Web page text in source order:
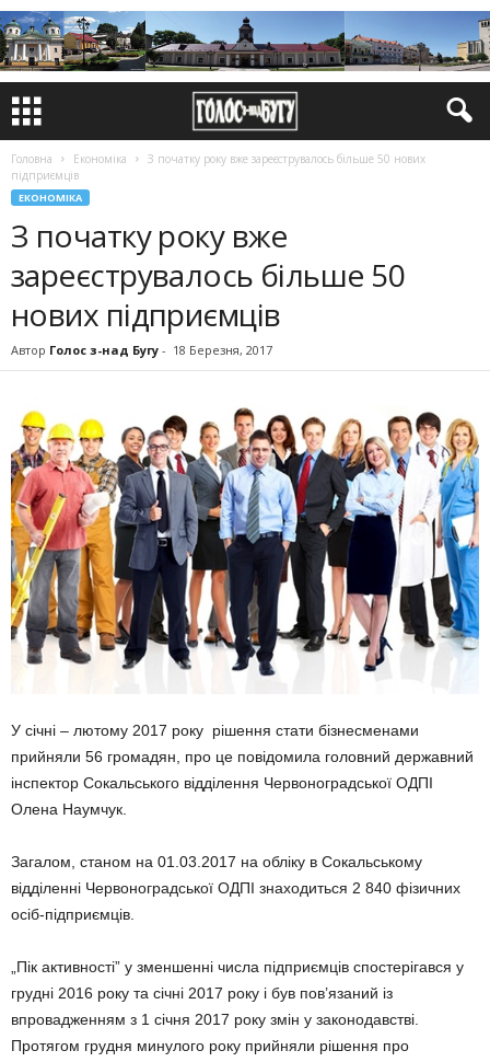
Головна Економіка
З початку року вже зареєструвалось більше 50 нових
підприємців
ЕКОНОМІКА
З початку року вже
зареєструвалось більше 50
нових підприємців
Автор Голос з-над Бугу - 18 Березня, 2017
У січні – лютому 2017 року рішення стати бізнесменами
прийняли 56 громадян, про це повідомила головний державний
інспектор Сокальського відділення Червоноградської ОДПІ
Олена Наумчук.
Загалом, станом на 01.03.2017 на обліку в Сокальському
відділенні Червоноградської ОДПІ знаходиться 2 840 фізичних
осіб-підприємців.
„Пік активності” у зменшенні числа підприємців спостерігався у
грудні 2016 року та січні 2017 року і був пов’язаний із
впровадженням з 1 січня 2017 року змін у законодавстві.
Протягом грудня минулого року прийняли рішення про